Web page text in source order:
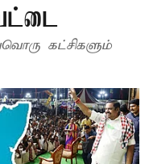
கட்சிகளும்